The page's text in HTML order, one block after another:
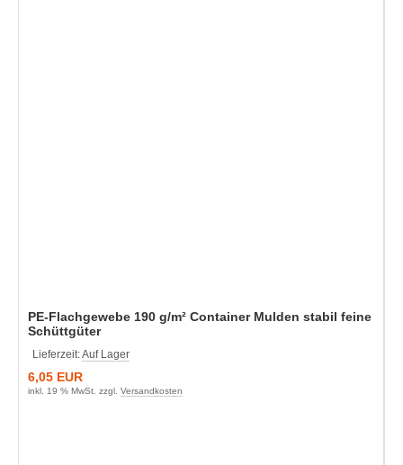
PE-Flachgewebe 190 g/m² Container Mulden stabil feine
Schüttgüter
Lieferzeit:Auf Lager
6,05 EUR
inkl. 19 % MwSt. zzgl. Versandkosten